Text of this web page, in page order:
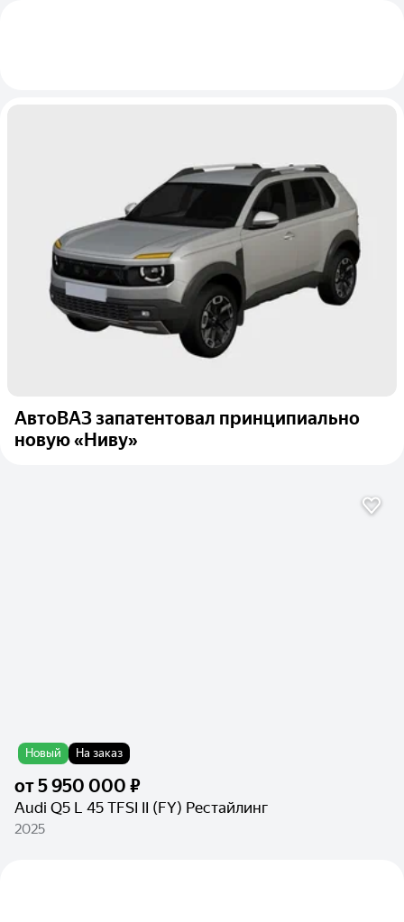
АвтоВАЗ запатентовал принципиально
новую «Ниву»
Новый На заказ
от5 950 000 ₽
Audi Q5 L 45 TFSI II (FY) Рестайлинг
2025